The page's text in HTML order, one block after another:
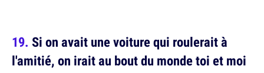
Si on avait une voiture qui roulerait à
l'amitié, on irait au bout du monde toi et moi